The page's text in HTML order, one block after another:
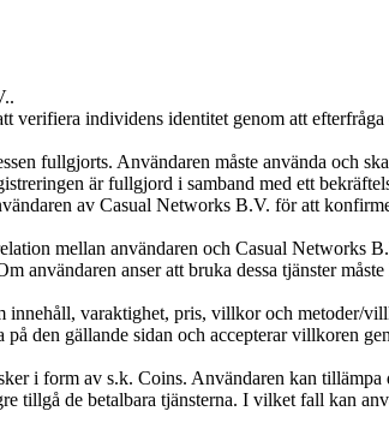
verifiera individens identitet genom att
fullgjorts. Användaren måste använda och
är fullgjord i samband med ett
av Casual Networks B.V. för att
mellan användaren och Casual Networks
anser att bruka dessa tjänster måste
varaktighet, pris, villkor och metoder/
den gällande sidan och accepterar villkoren
i form av s.k. Coins. Användaren kan tillämpa
tillgå de betalbara tjänsterna. I vilket fall kan